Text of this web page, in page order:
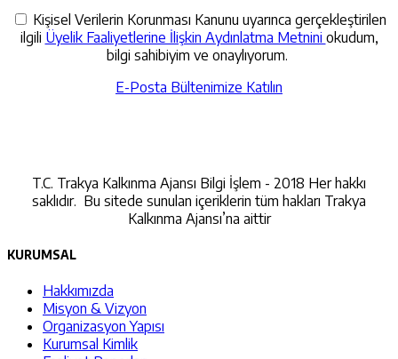
Kişisel Verilerin Korunması Kanunu uyarınca gerçekleştirilen
ilgili Üyelik Faaliyetlerine İlişkin Aydınlatma Metnini okudum,
bilgi sahibiyim ve onaylıyorum.
E-Posta Bültenimize Katılın
T.C. Trakya Kalkınma Ajansı Bilgi İşlem - 2018 Her hakkı
saklıdır. Bu sitede sunulan içeriklerin tüm hakları Trakya
Kalkınma Ajansı’na aittir
KURUMSAL
Hakkımızda
Misyon & Vizyon
Organizasyon Yapısı
Kurumsal Kimlik